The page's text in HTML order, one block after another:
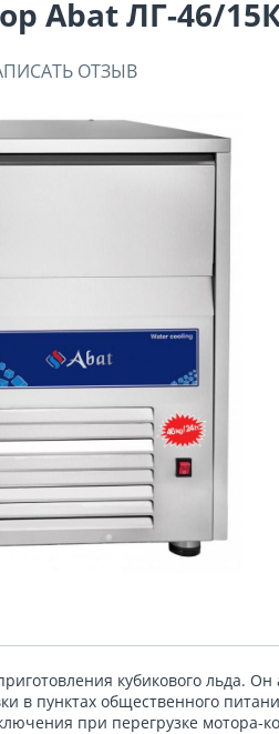
Abat ЛГ-46/
ОТЗЫВ
кубикового льда.
в пунктах общественного
при перегрузке мотора-